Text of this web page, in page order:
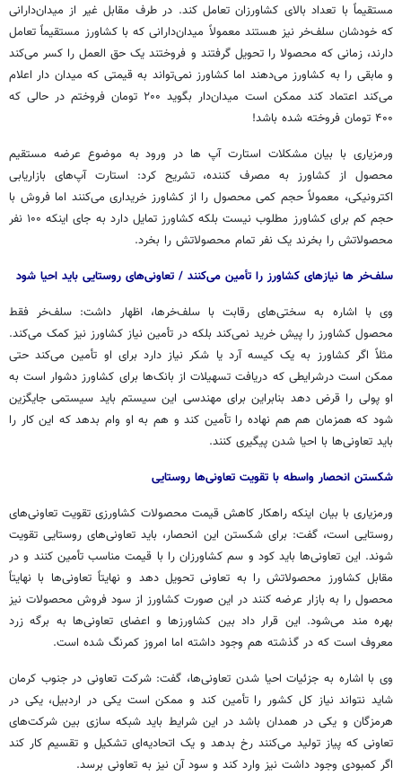
مستقیماً با تعداد بالای کشاورزان تعامل کند. در طرف مقابل غیر از میدان‌دارانی
که خودشان سلف‌خر نیز هستند معمولاً میدان‌دارانی که با کشاورز مستقیماً تعامل
دارند، زمانی که محصولا را تحویل گرفتند و فروختند یک حق العملرا کسر می‌کند
و مابقی را به کشاورز می‌دهند اما کشاورز نمی‌تواند به قیمتی که میدان دار اعلام
می‌کند اعتماد کند ممکن است میدان‌دار بگوید ۲۰۰ تومان فروختم در حالی که
۴۰۰ تومان فروخته شده باشد!
ورمزیاری با بیان مشکلات استارتآپ ها در ورود به موضوع عرضه مستقیم
محصول از کشاورز به مصرف کننده، تشریح کرد: استارت آپ‌های بازاریابی
اکترونیکی، معمولاً حجم کمی محصول را از کشاورز خریداری می‌کنند اما فروش با
حجم کم برای کشاورز مطلوب نیست بلکه کشاورز تمایل دارد به جای اینکه ۱۰۰ نفر
محصولاتش را بخرند یک نفر تمام محصولاتش را بخرد.
سلف‌خر ها نیازهای کشاورز را تأمین می‌کنند / تعاونی‌های روستایی باید احیا شود
وی با اشاره به سختی‌های رقابت با سلف‌خرها، اظهار داشت: سلف‌خر فقط
محصول کشاورز را پیش خرید نمی‌کند بلکه در تأمین نیاز کشاورز نیز کمک می‌کند.
مثلاً اگر کشاورز به یک کیسه آرد یا شکر نیاز دارد برای او تأمین می‌کند حتی
ممکن استدرشرایطی که دریافت تسهیلات از بانک‌ها برای کشاورز دشوار است به
او پولی را قرض دهد بنابراین برای مهندسی این سیستم باید سیستمی جایگزین
شود که همزمان هم هم نهاده را تأمین کند و هم به او وام بدهد که این کار را
باید تعاونی‌ها با احیا شدن پیگیری کنند.
شکستن انحصار واسطه با تقویت تعاونی‌ها روستایی
ورمزیاری با بیان اینکه راهکار کاهش قیمت محصولات کشاورزی تقویت تعاونی‌های
روستایی است، گفت: برای شکستن این انحصار، باید تعاونی‌های روستایی تقویت
شوند. این تعاونی‌ها باید کود و سم کشاورزان را با قیمت مناسب تأمین کنند و در
مقابل کشاورز محصولاتش را به تعاونی تحویل دهد و نهایتاً تعاونی‌ها با نهایتاً
محصول را به بازار عرضه کنند در این صورت کشاورز از سود فروش محصولات نیز
بهره مند می‌شود. این قرار داد بین کشاورزها و اعضای تعاونی‌ها به برگه زرد
معروف است که در گذشته هم وجود داشته اما امروز کمرنگ شده است.
وی با اشاره به جزئیات احیا شدن تعاونی‌ها، گفت: شرکت تعاونی در جنوب کرمان
شاید نتواند نیاز کل کشور را تأمین کند و ممکن است یکی در اردبیل، یکی در
هرمزگان و یکی در همدان باشد در این شرایط باید شبکه سازی بین شرکت‌های
تعاونی که پیاز تولید می‌کنند رخ بدهد و یک اتحادیه‌ای تشکیل و تقسیم کار کند
اگر کمبودی وجود داشت نیز وارد کند و سود آن نیز به تعاونی برسد.